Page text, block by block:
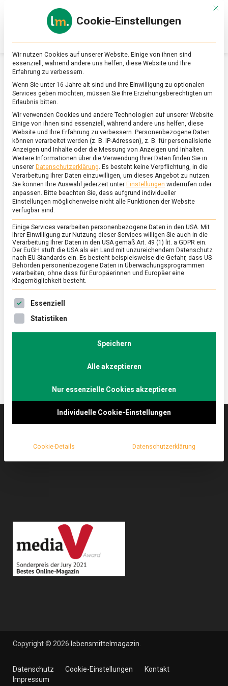
Online-
Magazin
zu
&
Ernährung
SCHLAGWORT:SCHOKOLADENMUSEUM
ERNÄHRUNG & GESUNDHEIT /FEATURED/KULTUR
Wo das Glück zu Hause ist: das
Schokoladenmuseum Köln
19. September 2022
zu
Kulinarisches Köln, das ist Kölsch, Halve Hahn und
Kölscher Kaviar (Blutwurst). Eines der beliebtesten
Museen Deutschlands feiert aber ein anderes …
Copyright © 2026 lebensmittelmagazin
Datenschutz Cookie-Einstellungen
Kontakt
Impressum
Mit
Cookie-Einstellungen
Wir nutzen Cookies auf unserer Website. Einige von ihnen sind
essenziell, während andere uns helfen, diese Website und Ihre
Erfahrung zu verbessern.
Wenn Sie unter 16 Jahre alt sind und Ihre Einwilligung zu optionalen
Services geben möchten, müssen Sie Ihre Erziehungsberechtigten um
Erlaubnis bitten.
Wir verwenden Cookies und andere Technologien auf unserer Website.
Einige von ihnen sind essenziell, während andere uns helfen, diese
Website und Ihre Erfahrung zu verbessern. Personenbezogene Daten
können verarbeitet werden (z. B. IP-Adressen), z. B. für personalisierte
Anzeigen und Inhalte oder die Messung von Anzeigen und Inhalten.
Weitere Informationen über die Verwendung Ihrer Daten finden Sie in
unserer Datenschutzerklärung. Es besteht keine Verpflichtung, in die
Verarbeitung Ihrer Daten einzuwilligen, um dieses Angebot zu nutzen.
Sie können Ihre Auswahl jederzeit unter Einstellungen widerrufen oder
anpassen. Bitte beachten Sie, dass aufgrund individueller
Einstellungen möglicherweise nicht alle Funktionen der Website
verfügbar sind.
Einige Services verarbeiten personenbezogene Daten in den USA. Mit
Ihrer Einwilligung zur Nutzung dieser Services willigen Sie auch in die
Verarbeitung Ihrer Daten in den USA gemäß Art. 49 (1) lit. a GDPR ein.
Der EuGH stuft die USA als ein Land mit unzureichendem Datenschutz
nach EU-Standards ein. Es besteht beispielsweise die Gefahr, dass US-
Behörden personenbezogene Daten in Überwachungsprogrammen
verarbeiten, ohne dass für Europäerinnen und Europäer eine
Klagemöglichkeit besteht.
Es folgt eine Liste der Service-Gruppen, für die eine
Essenziell
Statistiken
Speichern
Alle akzeptieren
Nur essenzielle Cookies akzeptieren
Individuelle Cookie-Einstellungen
Cookie-Details Datenschutzerklärung